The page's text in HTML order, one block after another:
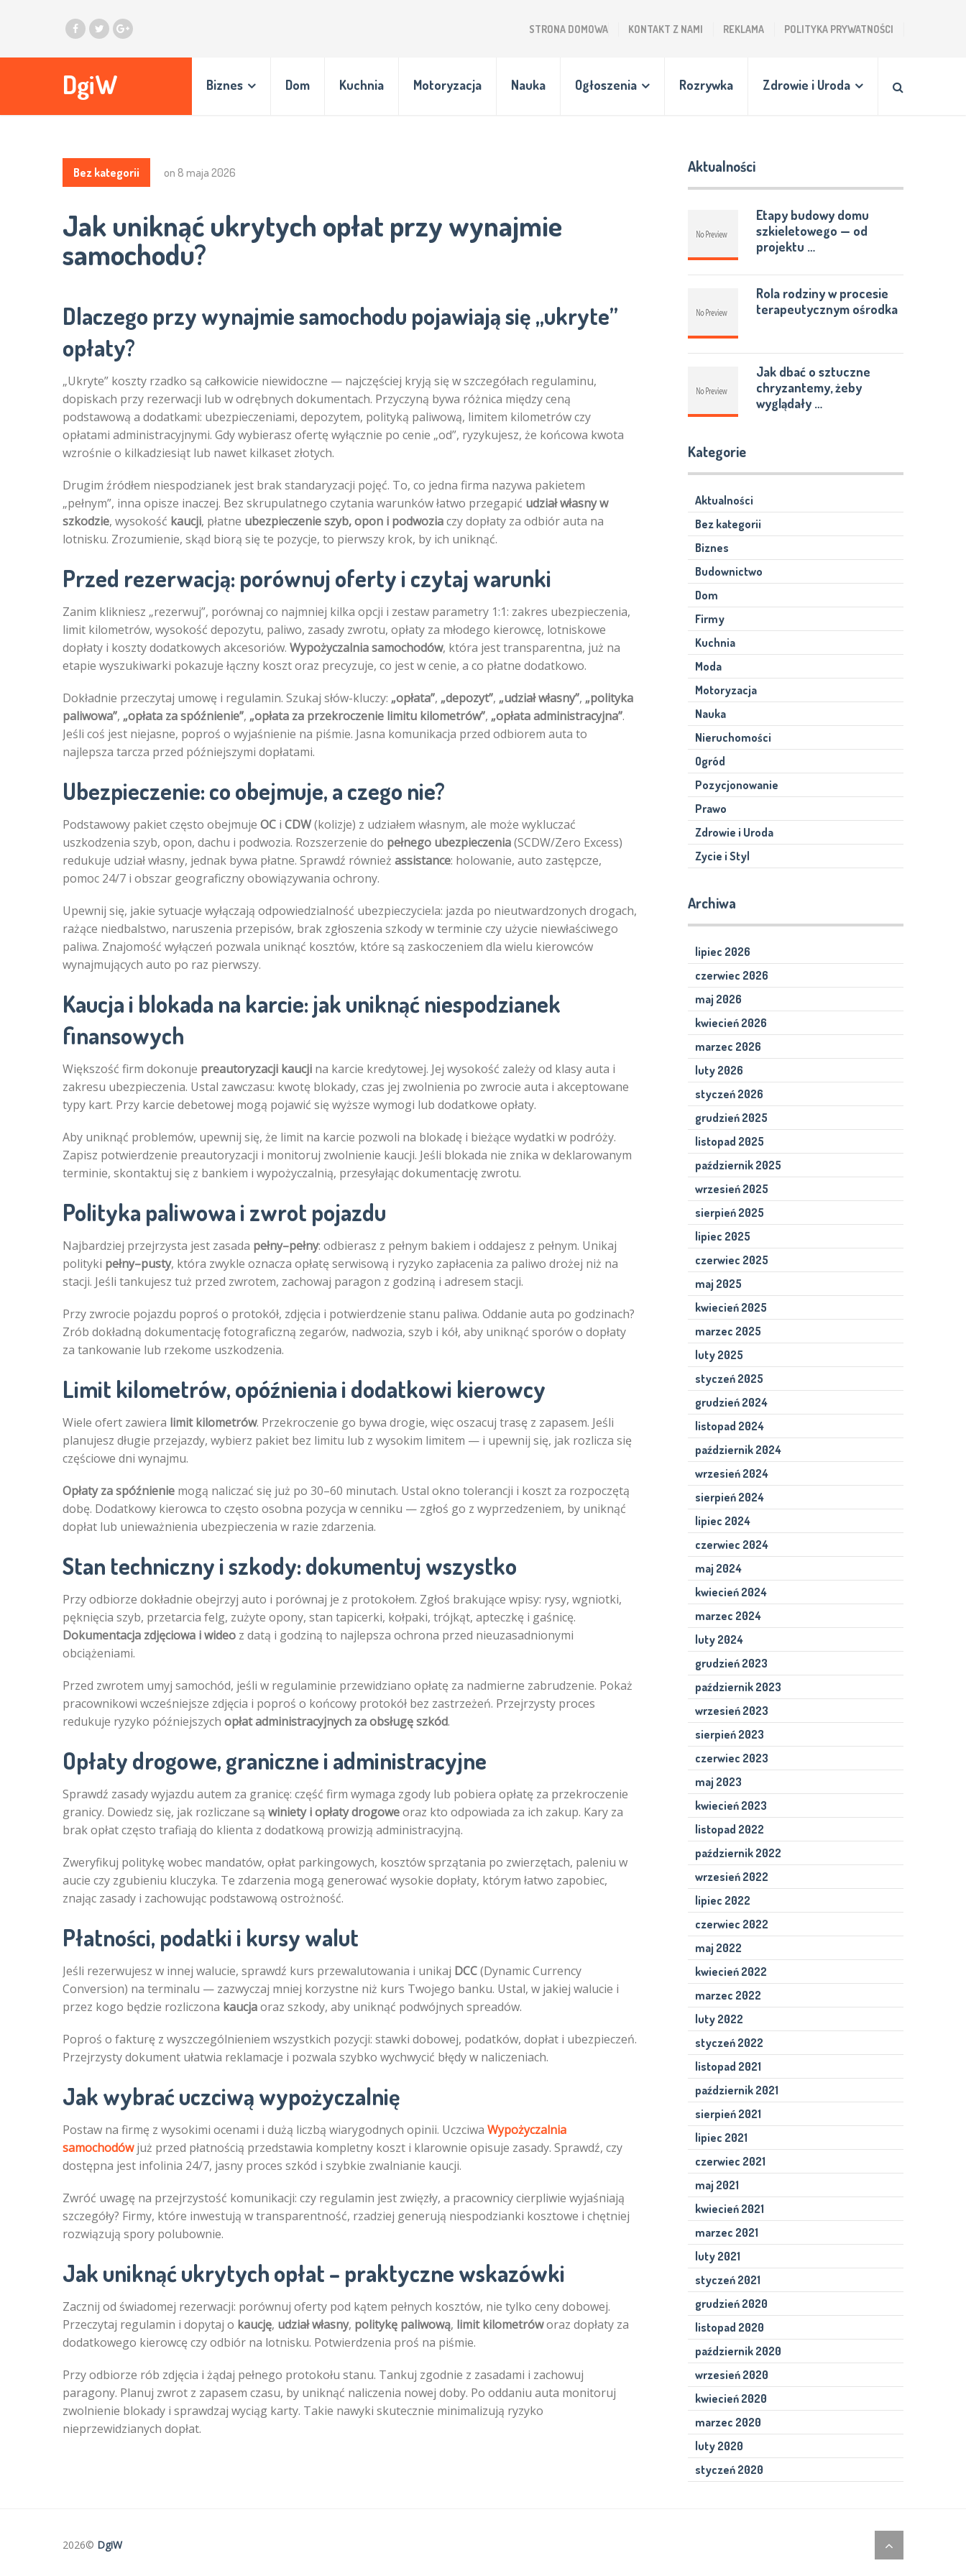
STRONA DOMOWA KONTAKT Z NAMI REKLAMA POLITYKA PRYWATNOŚCI
DgiW Biznes Dom Kuchnia Motoryzacja Nauka Ogłoszenia Rozrywka Zdrowie i Uroda
Bez kategorii on 8 maja 2026
Jak uniknąć ukrytych opłat przy wynajmie
samochodu?
Dlaczego przy wynajmie samochodu pojawiają się „ukryte”
opłaty?
„Ukryte” koszty rzadko są całkowicie niewidoczne — najczęściej kryją się w szczegółach regulaminu,
dopiskach przy rezerwacji lub w odrębnych dokumentach. Przyczyną bywa różnica między ceną
podstawową a dodatkami: ubezpieczeniami, depozytem, polityką paliwową, limitem kilometrów czy
opłatami administracyjnymi. Gdy wybierasz ofertę wyłącznie po cenie „od”, ryzykujesz, że końcowa kwota
wzrośnie o kilkadziesiąt lub nawet kilkaset złotych.
Drugim źródłem niespodzianek jest brak standaryzacji pojęć. To, co jedna firma nazywa pakietem
„pełnym”, inna opisze inaczej. Bez skrupulatnego czytania warunków łatwo przegapić udział własny w
szkodzie, wysokość kaucji, płatne ubezpieczenie szyb, opon i podwoziaczy dopłaty za odbiór auta na
lotnisku. Zrozumienie, skąd biorą się te pozycje, to pierwszy krok, by ich uniknąć.
Przed rezerwacją: porównuj oferty i czytaj warunki
Zanim klikniesz „rezerwuj”, porównaj co najmniej kilka opcji i zestaw parametry 1:1: zakres ubezpieczenia,
limit kilometrów, wysokość depozytu, paliwo, zasady zwrotu, opłaty za młodego kierowcę, lotniskowe
dopłaty i koszty dodatkowych akcesoriów. Wypożyczalnia samochodów, która jest transparentna, już na
etapie wyszukiwarki pokazuje łączny koszt oraz precyzuje, co jest w cenie, a co płatne dodatkowo.
Dokładnie przeczytaj umowę i regulamin. Szukaj słów-kluczy: „opłata”, „depozyt”, „udział własny”, „polityka
paliwowa”, „opłata za spóźnienie”, „opłata za przekroczenie limitu kilometrów”, „opłata administracyjna”.
Jeśli coś jest niejasne, poproś o wyjaśnienie na piśmie. Jasna komunikacja przed odbiorem auta to
najlepsza tarcza przed późniejszymi dopłatami.
Ubezpieczenie: co obejmuje, a czego nie?
Podstawowy pakiet często obejmuje OC i CDW(kolizje) z udziałem własnym, ale może wykluczać
uszkodzenia szyb, opon, dachu i podwozia. Rozszerzenie do pełnego ubezpieczenia(SCDW/Zero Excess)
redukuje udział własny, jednak bywa płatne. Sprawdź również assistance: holowanie, auto zastępcze,
pomoc 24/7 i obszar geograficzny obowiązywania ochrony.
Upewnij się, jakie sytuacje wyłączają odpowiedzialność ubezpieczyciela: jazda po nieutwardzonych drogach,
rażące niedbalstwo, naruszenia przepisów, brak zgłoszenia szkody w terminie czy użycie niewłaściwego
paliwa. Znajomość wyłączeń pozwala uniknąć kosztów, które są zaskoczeniem dla wielu kierowców
wynajmujących auto po raz pierwszy.
Kaucja i blokada na karcie: jak uniknąć niespodzianek
finansowych
Większość firm dokonuje preautoryzacji kaucji na karcie kredytowej. Jej wysokość zależy od klasy auta i
zakresu ubezpieczenia. Ustal zawczasu: kwotę blokady, czas jej zwolnienia po zwrocie auta i akceptowane
typy kart. Przy karcie debetowej mogą pojawić się wyższe wymogi lub dodatkowe opłaty.
Aby uniknąć problemów, upewnij się, że limit na karcie pozwoli na blokadę i bieżące wydatki w podróży.
Zapisz potwierdzenie preautoryzacji i monitoruj zwolnienie kaucji. Jeśli blokada nie znika w deklarowanym
terminie, skontaktuj się z bankiem i wypożyczalnią, przesyłając dokumentację zwrotu.
Polityka paliwowa i zwrot pojazdu
Najbardziej przejrzysta jest zasada pełny–pełny: odbierasz z pełnym bakiem i oddajesz z pełnym. Unikaj
polityki pełny–pusty, która zwykle oznacza opłatę serwisową i ryzyko zapłacenia za paliwo drożej niż na
stacji. Jeśli tankujesz tuż przed zwrotem, zachowaj paragon z godziną i adresem stacji.
Przy zwrocie pojazdu poproś o protokół, zdjęcia i potwierdzenie stanu paliwa. Oddanie auta po godzinach?
Zrób dokładną dokumentację fotograficzną zegarów, nadwozia, szyb i kół, aby uniknąć sporów o dopłaty
za tankowanie lub rzekome uszkodzenia.
Limit kilometrów, opóźnienia i dodatkowi kierowcy
Wiele ofert zawiera limit kilometrów. Przekroczenie go bywa drogie, więc oszacuj trasę z zapasem. Jeśli
planujesz długie przejazdy, wybierz pakiet bez limitu lub z wysokim limitem — i upewnij się, jak rozlicza się
częściowe dni wynajmu.
Opłaty za spóźnienie mogą naliczać się już po 30–60 minutach. Ustal okno tolerancji i koszt za rozpoczętą
dobę. Dodatkowy kierowca to często osobna pozycja w cenniku — zgłoś go z wyprzedzeniem, by uniknąć
dopłat lub unieważnienia ubezpieczenia w razie zdarzenia.
Stan techniczny i szkody: dokumentuj wszystko
Przy odbiorze dokładnie obejrzyj auto i porównaj je z protokołem. Zgłoś brakujące wpisy: rysy, wgniotki,
pęknięcia szyb, przetarcia felg, zużyte opony, stan tapicerki, kołpaki, trójkąt, apteczkę i gaśnicę.
Dokumentacja zdjęciowa i wideo z datą i godziną to najlepsza ochrona przed nieuzasadnionymi
obciążeniami.
Przed zwrotem umyj samochód, jeśli w regulaminie przewidziano opłatę za nadmierne zabrudzenie. Pokaż
pracownikowi wcześniejsze zdjęcia i poproś o końcowy protokół bez zastrzeżeń. Przejrzysty proces
redukuje ryzyko późniejszych opłat administracyjnych za obsługę szkód.
Opłaty drogowe, graniczne i administracyjne
Sprawdź zasady wyjazdu autem za granicę: część firm wymaga zgody lub pobiera opłatę za przekroczenie
granicy. Dowiedz się, jak rozliczane są winiety i opłaty drogoweoraz kto odpowiada za ich zakup. Kary za
brak opłat często trafiają do klienta z dodatkową prowizją administracyjną.
Zweryfikuj politykę wobec mandatów, opłat parkingowych, kosztów sprzątania po zwierzętach, paleniu w
aucie czy zgubieniu kluczyka. Te zdarzenia mogą generować wysokie dopłaty, którym łatwo zapobiec,
znając zasady i zachowując podstawową ostrożność.
Płatności, podatki i kursy walut
Jeśli rezerwujesz w innej walucie, sprawdź kurs przewalutowania i unikaj DCC(Dynamic Currency
Conversion) na terminalu — zazwyczaj mniej korzystne niż kurs Twojego banku. Ustal, w jakiej walucie i
przez kogo będzie rozliczona kaucjaoraz szkody, aby uniknąć podwójnych spreadów.
Poproś o fakturę z wyszczególnieniem wszystkich pozycji: stawki dobowej, podatków, dopłat i ubezpieczeń.
Przejrzysty dokument ułatwia reklamacje i pozwala szybko wychwycić błędy w naliczeniach.
Jak wybrać uczciwą wypożyczalnię
Postaw na firmę z wysokimi ocenami i dużą liczbą wiarygodnych opinii. Uczciwa Wypożyczalnia
samochodówjuż przed płatnością przedstawia kompletny koszt i klarownie opisuje zasady. Sprawdź, czy
dostępna jest infolinia 24/7, jasny proces szkód i szybkie zwalnianie kaucji.
Zwróć uwagę na przejrzystość komunikacji: czy regulamin jest zwięzły, a pracownicy cierpliwie wyjaśniają
szczegóły? Firmy, które inwestują w transparentność, rzadziej generują niespodzianki kosztowe i chętniej
rozwiązują spory polubownie.
Jak uniknąć ukrytych opłat – praktyczne wskazówki
Zacznij od świadomej rezerwacji: porównuj oferty pod kątem pełnych kosztów, nie tylko ceny dobowej.
Przeczytaj regulamin i dopytaj o kaucję, udział własny, politykę paliwową, limit kilometróworaz dopłaty za
dodatkowego kierowcę czy odbiór na lotnisku. Potwierdzenia proś na piśmie.
Przy odbiorze rób zdjęcia i żądaj pełnego protokołu stanu. Tankuj zgodnie z zasadami i zachowuj
paragony. Planuj zwrot z zapasem czasu, by uniknąć naliczenia nowej doby. Po oddaniu auta monitoruj
zwolnienie blokady i sprawdzaj wyciąg karty. Takie nawyki skutecznie minimalizują ryzyko
nieprzewidzianych dopłat.
Aktualności
Etapy budowy domu
szkieletowego — od
projektu …
Rola rodziny w procesie
terapeutycznym ośrodka
Jak dbać o sztuczne
chryzantemy, żeby
wyglądały …
Kategorie
Aktualności
Bez kategorii
Biznes
Budownictwo
Dom
Firmy
Kuchnia
Moda
Motoryzacja
Nauka
Nieruchomości
Ogród
Pozycjonowanie
Prawo
Zdrowie i Uroda
Zycie i Styl
Archiwa
lipiec 2026
czerwiec 2026
maj 2026
kwiecień 2026
marzec 2026
luty 2026
styczeń 2026
grudzień 2025
listopad 2025
październik 2025
wrzesień 2025
sierpień 2025
lipiec 2025
czerwiec 2025
maj 2025
kwiecień 2025
marzec 2025
luty 2025
styczeń 2025
grudzień 2024
listopad 2024
październik 2024
wrzesień 2024
sierpień 2024
lipiec 2024
czerwiec 2024
maj 2024
kwiecień 2024
marzec 2024
luty 2024
grudzień 2023
październik 2023
wrzesień 2023
sierpień 2023
czerwiec 2023
maj 2023
kwiecień 2023
listopad 2022
październik 2022
wrzesień 2022
lipiec 2022
czerwiec 2022
maj 2022
kwiecień 2022
marzec 2022
luty 2022
styczeń 2022
listopad 2021
październik 2021
sierpień 2021
lipiec 2021
czerwiec 2021
maj 2021
kwiecień 2021
marzec 2021
luty 2021
styczeń 2021
grudzień 2020
listopad 2020
październik 2020
wrzesień 2020
kwiecień 2020
marzec 2020
luty 2020
styczeń 2020
2026© DgiW